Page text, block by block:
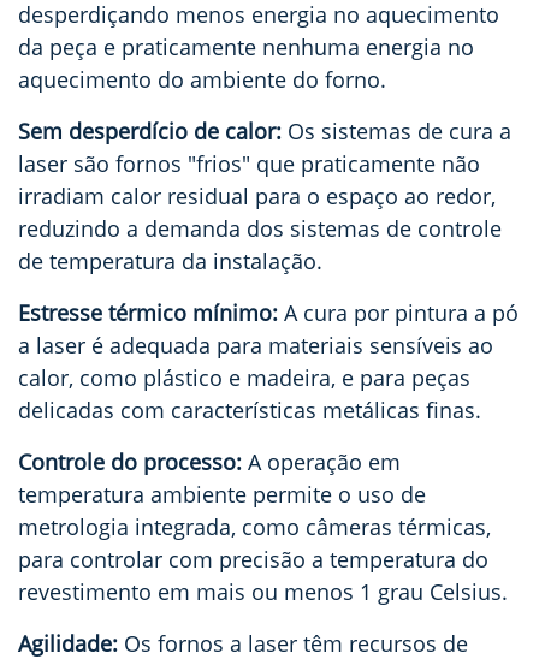
desperdiçando menos energia no aquecimento
da peça e praticamente nenhuma energia no
aquecimento do ambiente do forno.
Sem desperdício de calor: Os sistemas de cura a
laser são fornos "frios" que praticamente não
irradiam calor residual para o espaço ao redor,
reduzindo a demanda dos sistemas de controle
de temperatura da instalação.
Estresse térmico mínimo: A cura por pintura a pó
a laser é adequada para materiais sensíveis ao
calor, como plástico e madeira, e para peças
delicadas com características metálicas finas.
Controle do processo: A operação em
temperatura ambiente permite o uso de
metrologia integrada, como câmeras térmicas,
para controlar com precisão a temperatura do
revestimento em mais ou menos 1 grau Celsius.
Agilidade: Os fornos a laser têm recursos de